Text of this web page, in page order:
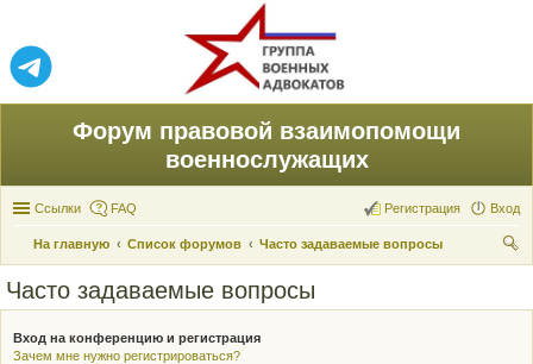
Форум правовой взаимопомощи
военнослужащих
Ссылки FAQ Вход
Регистрация
На главную Список форумов
Часто задаваемые вопросы
Часто задаваемые вопросы
Вход на конференцию и регистрация
Зачем мне нужно регистрироваться?